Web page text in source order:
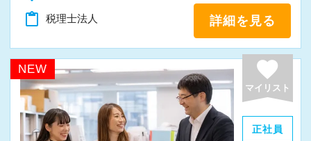
content_paste 税理士法人 詳細を見る
NEW favorite
マイリスト
正社員